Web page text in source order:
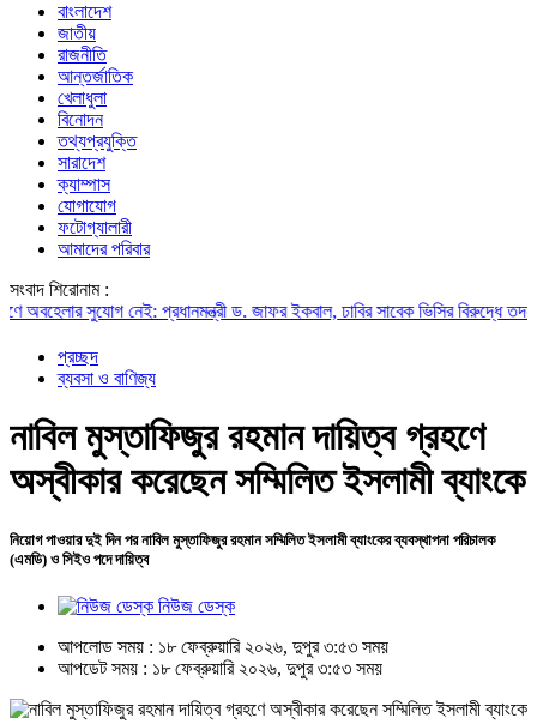
বাংলাদেশ
জাতীয়
রাজনীতি
আন্তর্জাতিক
খেলাধুলা
বিনোদন
তথ্যপ্রযুক্তি
সারাদেশ
ক্যাম্পাস
যোগাযোগ
ফটোগ্যালারী
আমাদের পরিবার
সংবাদ শিরোনাম :
সুযোগ নেই: প্রধানমন্ত্রীড. জাফর ইকবাল, ঢাবির সাবেক ভিসির বিরুদ্ধে তদন্ত
প্রচ্ছদ
ব্যবসা ও বাণিজ্য
নাবিল মুস্তাফিজুর রহমান দায়িত্ব গ্রহণে
অস্বীকার করেছেন সম্মিলিত ইসলামী ব্যাংকে
নিয়োগ পাওয়ার দুই দিন পর নাবিল মুস্তাফিজুর রহমান সম্মিলিত ইসলামী ব্যাংকের ব্যবস্থাপনা পরিচালক
(এমডি) ও সিইও পদে দায়িত্ব
নিউজ ডেস্ক
আপলোড সময় : ১৮ ফেব্রুয়ারি ২০২৬, দুপুর ৩:৫৩ সময়
আপডেট সময় : ১৮ ফেব্রুয়ারি ২০২৬, দুপুর ৩:৫৩ সময়